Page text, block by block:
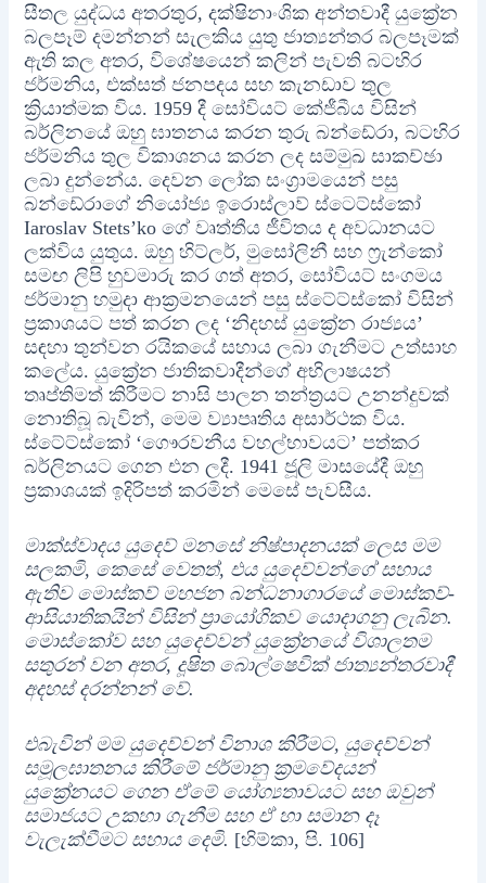
සීතල යුද්ධය අතරතුර, දක්ෂිනාංශික අන්තවාදී යුක්‍රේන
බලපෑම් දමන්නන් සැලකිය යුතු ජාත්‍යන්තර බලපෑමක්
ඇති කල අතර, විශේෂයෙන් කලින් පැවති බටහිර
ජර්මනිය, එක්සත් ජනපදය සහ කැනඩාව තුල
ක්‍රියාත්මක විය. 1959 දී සෝවියට් කේජීබීය විසින්
බර්ලිනයේ ඔහු ඝාතනය කරන තුරු බන්ඩේරා, බටහිර
ජර්මනිය තුල විකාශනය කරන ලද සම්මුඛ සාකච්ඡා
ලබා දුන්නේය. දෙවන ලෝක සංග්‍රාමයෙන් පසු
බන්ඩේරාගේ නියෝජ්‍ය ඉරොස්ලාව් ස්ටෙට්ස්කෝ
Iaroslav Stets’ko ගේ වෘත්තීය ජීවිතය ද අවධානයට
ලක්විය යුතුය. ඔහු හිට්ලර්, මුසෝලිනී සහ ෆ්‍රැන්කෝ
සමඟ ලිපි හුවමාරු කර ගත් අතර, සෝවියට් සංගමය
ජර්මානු හමුදා ආක්‍රමනයෙන් පසු ස්ටේට්ස්කෝ විසින්
ප්‍රකාශයට පත් කරන ලද ‘නිදහස් යුක්‍රේන රාජ්‍යය’
සඳහා තුන්වන රයිකයේ සහාය ලබා ගැනීමට උත්සාහ
කලේය. යුක්‍රේන ජාතිකවාදීන්ගේ අභිලාෂයන්
තෘප්තිමත් කිරීමට නාසි පාලන තන්ත්‍රයට උනන්දුවක්
නොතිබූ බැවින්, මෙම ව්‍යාපෘතිය අසාර්ථක විය.
ස්ටේට්ස්කෝ ‘ගෞරවනීය වහල්භාවයට’ පත්කර
බර්ලිනයට ගෙන එන ලදී. 1941 ජූලි මාසයේදී ඔහු
ප්‍රකාශයක් ඉදිරිපත් කරමින් මෙසේ පැවසීය.
මාක්ස්වාදය යුදෙව් මනසේ නිෂ්පාදනයක් ලෙස මම
සලකමි, කෙසේ වෙතත්, එය යුදෙව්වන්ගේ සහාය
ඇතිව මොස්කව් මහජන බන්ධනාගාරයේ මොස්කව්-
ආසියාතිකයින් විසින් ප්‍රායෝගිකව යොදාගනු ලැබින.
මොස්කෝව සහ යුදෙව්වන් යුක්‍රේනයේ විශාලතම
සතුරන් වන අතර, දූෂිත බොල්ෂෙවික් ජාත්‍යන්තරවාදී
අදහස් දරන්නන් වේ.
එබැවින් මම යුදෙව්වන් විනාශ කිරීමට, යුදෙව්වන්
සමූලඝාතනය කිරීමේ ජර්මානු ක්‍රමවේදයන්
යුක්‍රේනයට ගෙන ඒමේ යෝග්‍යතාවයට සහ ඔවුන්
සමාජයට උකහා ගැනීම සහ ඒ හා සමාන දෑ
වැලැක්වීමට සහාය දෙමි. [හිම්කා, පි. 106]